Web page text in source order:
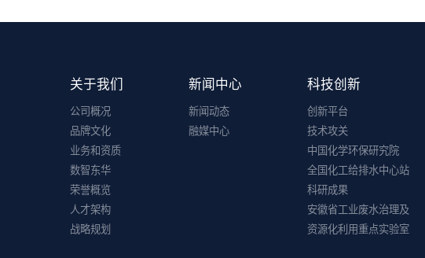
关于我们
公司概况
品牌文化
业务和资质
数智东华
荣誉概览
人才架构
战略规划
新闻中心
新闻动态
融媒中心
科技创新
创新平台
技术攻关
中国化学环保研究院
全国化工给排水中心站
科研成果
安徽省工业废水治理及
资源化利用重点实验室